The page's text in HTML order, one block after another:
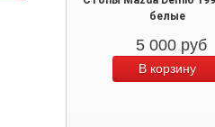
белые
5 000 руб